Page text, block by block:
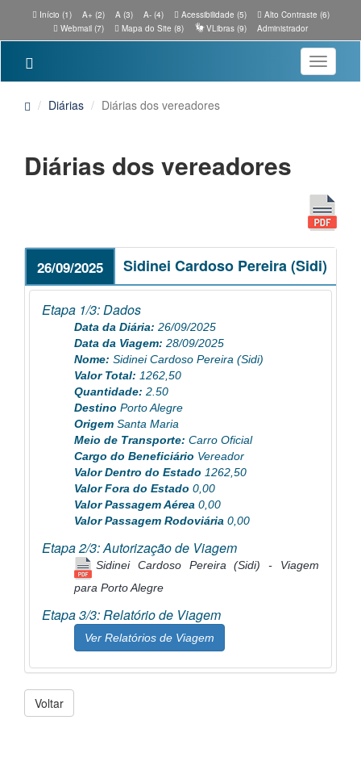
Início (1) A+ (2) A (3) A- (4) Acessibilidade (5)
Alto Contraste (6)
Webmail (7)
Mapa do Site (8) VLibras (9) Administrador
Toggle
Diárias Diárias dos vereadores
Diárias dos vereadores
26/09/2025 Sidinei Cardoso Pereira (Sidi)
Etapa 1/3: Dados
Data da Diária: 26/09/2025
Data da Viagem: 28/09/2025
Nome: Sidinei Cardoso Pereira (Sidi)
Valor Total: 1262,50
Quantidade: 2.50
Destino Porto Alegre
Origem Santa Maria
Meio de Transporte: Carro Oficial
Cargo do Beneficiário Vereador
Valor Dentro do Estado 1262,50
Valor Fora do Estado 0,00
Valor Passagem Aérea 0,00
Valor Passagem Rodoviária 0,00
Etapa 2/3: Autorização de Viagem
Sidinei Cardoso Pereira (Sidi) - Viagem
para Porto Alegre
Etapa 3/3: Relatório de Viagem
Ver Relatórios de Viagem
Voltar